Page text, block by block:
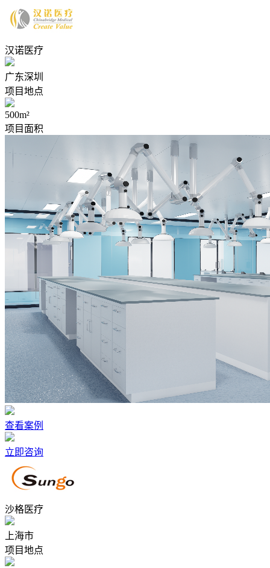
汉诺医疗
广东深圳
项目地点
500m²
项目面积
查看案例
立即咨询
沙格医疗
上海市
项目地点